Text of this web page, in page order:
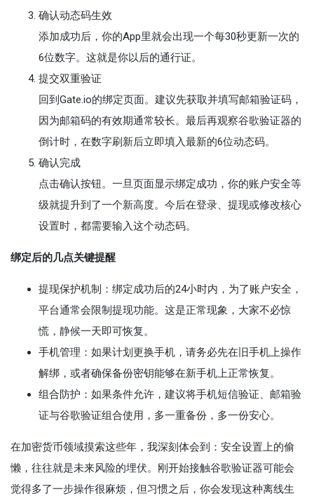
确认动态码生效
添加成功后，你的App里就会出现一个每30秒更新一次的
6位数字。这就是你以后的通行证。
提交双重验证
回到Gate.io的绑定页面。建议先获取并填写邮箱验证码，
因为邮箱码的有效期通常较长。最后再观察谷歌验证器的
倒计时，在数字刷新后立即填入最新的6位动态码。
确认完成
点击确认按钮。一旦页面显示绑定成功，你的账户安全等
级就提升到了一个新高度。今后在登录、提现或修改核心
设置时，都需要输入这个动态码。
绑定后的几点关键提醒
提现保护机制：绑定成功后的24小时内，为了账户安全，
平台通常会限制提现功能。这是正常现象，大家不必惊
慌，静候一天即可恢复。
手机管理：如果计划更换手机，请务必先在旧手机上操作
解绑，或者确保备份密钥能够在新手机上正常恢复。
组合防护：如果条件允许，建议将手机短信验证、邮箱验
证与谷歌验证组合使用，多一重备份，多一份安心。
在加密货币领域摸索这些年，我深刻体会到：安全设置上的偷
懒，往往就是未来风险的埋伏。刚开始接触谷歌验证器可能会
觉得多了一步操作很麻烦，但习惯之后，你会发现这种离线生